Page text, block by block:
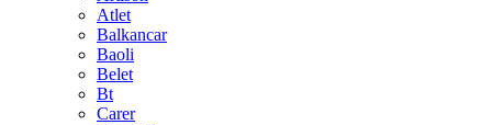
Atlet
Balkancar
Baoli
Belet
Bt
Carer